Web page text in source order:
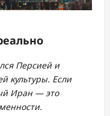
Персией и
культуры. Если
Иран — это